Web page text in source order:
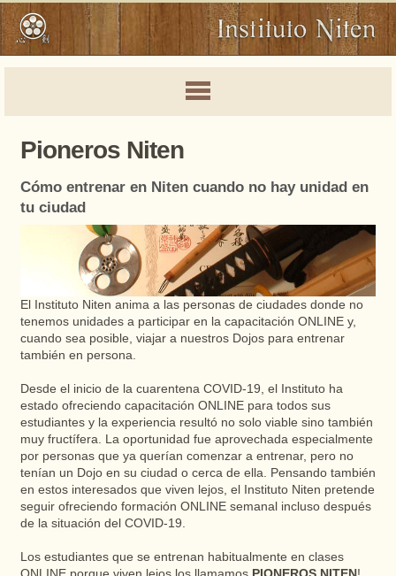
Pioneros Niten
Cómo entrenar en Niten cuando no hay unidad en
tu ciudad
El Instituto Niten anima a las personas de ciudades donde no
tenemos unidades a participar en la capacitación ONLINE y,
cuando sea posible, viajar a nuestros Dojos para entrenar
también en persona.
Desde el inicio de la cuarentena COVID-19, el Instituto ha
estado ofreciendo capacitación ONLINE para todos sus
estudiantes y la experiencia resultó no solo viable sino también
muy fructífera. La oportunidad fue aprovechada especialmente
por personas que ya querían comenzar a entrenar, pero no
tenían un Dojo en su ciudad o cerca de ella. Pensando también
en estos interesados ​​que viven lejos, el Instituto Niten pretende
seguir ofreciendo formación ONLINE semanal incluso después
de la situación del COVID-19.
Los estudiantes que se entrenan habitualmente en clases